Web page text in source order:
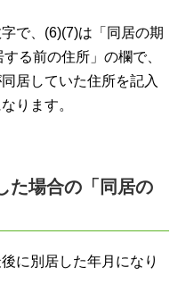
で、(6)(7)は「同居の期
る前の住所」の欄で、
居していた住所を記入
ります。
た場合の「同居の
に別居した年月になり